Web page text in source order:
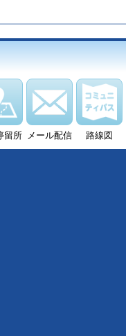
留所 メール配信 路線図